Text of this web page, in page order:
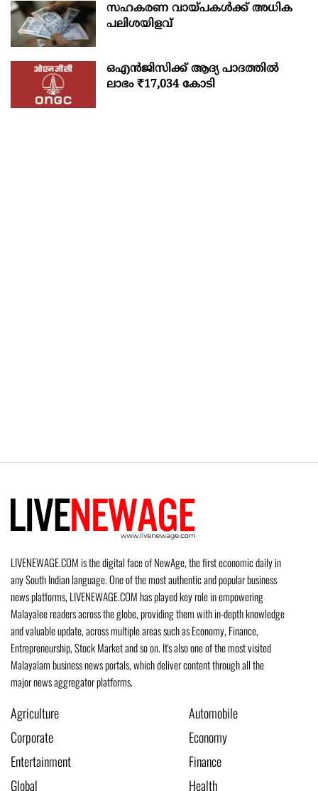
സഹകരണ വായ്പകള്‍ക്ക് അധിക
പലിശയിളവ്
ഒഎന്‍ജിസിക്ക് ആദ്യ പാദത്തില്‍
ലാഭം ₹17,034 കോടി
LIVENEWAGE.COM is the digital face of NewAge, the first economic daily in
any South Indian language. One of the most authentic and popular business
news platforms, LIVENEWAGE.COM has played key role in empowering
Malayalee readers across the globe, providing them with in-depth knowledge
and valuable update, across multiple areas such as Economy, Finance,
Entrepreneurship, Stock Market and so on. It's also one of the most visited
Malayalam business news portals, which deliver content through all the
major news aggregator platforms.
Agriculture
Automobile
Corporate
Economy
Entertainment
Finance
Global
Health